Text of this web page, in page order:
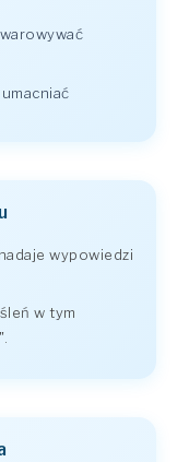
umacniać
wypowiedzi
w tym